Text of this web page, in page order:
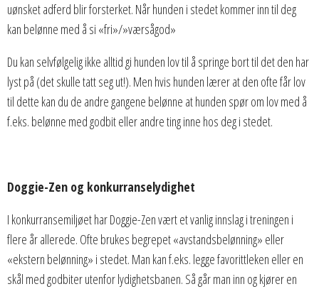
uønsket adferd blir forsterket. Når hunden i stedet kommer inn til deg
kan belønne med å si «fri»/»værsågod»
Du kan selvfølgelig ikke alltid gi hunden lov til å springe bort til det den har
lyst på (det skulle tatt seg ut!). Men hvis hunden lærer at den ofte får lov
til dette kan du de andre gangene belønne at hunden spør om lov med å
f.eks. belønne med godbit eller andre ting inne hos deg i stedet.
Doggie-Zen og konkurranselydighet
I konkurransemiljøet har Doggie-Zen vært et vanlig innslag i treningen i
flere år allerede. Ofte brukes begrepet «avstandsbelønning» eller
«ekstern belønning» i stedet. Man kan f.eks. legge favorittleken eller en
skål med godbiter utenfor lydighetsbanen. Så går man inn og kjører en